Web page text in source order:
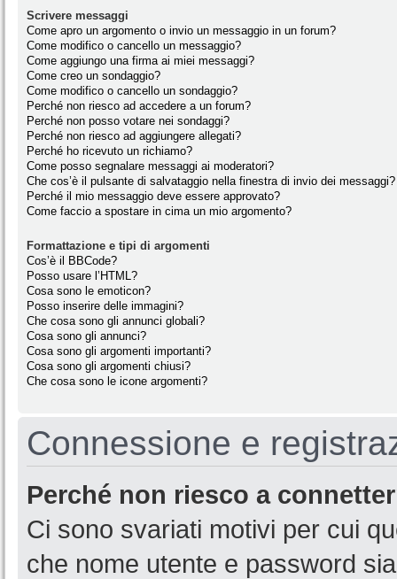
Scrivere messaggi
Come apro un argomento o invio un messaggio in un forum?
Come modifico o cancello un messaggio?
Come aggiungo una firma ai miei messaggi?
Come creo un sondaggio?
Come modifico o cancello un sondaggio?
Perché non riesco ad accedere a un forum?
Perché non posso votare nei sondaggi?
Perché non riesco ad aggiungere allegati?
Perché ho ricevuto un richiamo?
Come posso segnalare messaggi ai moderatori?
Che cos’è il pulsante di salvataggio nella finestra di invio dei messaggi?
Perché il mio messaggio deve essere approvato?
Come faccio a spostare in cima un mio argomento?
Formattazione e tipi di argomenti
Cos’è il BBCode?
Posso usare l’HTML?
Cosa sono le emoticon?
Posso inserire delle immagini?
Che cosa sono gli annunci globali?
Cosa sono gli annunci?
Cosa sono gli argomenti importanti?
Cosa sono gli argomenti chiusi?
Che cosa sono le icone argomenti?
Connessione e
Perché non riesco a
Ci sono svariati motivi per cui
che nome utente e password